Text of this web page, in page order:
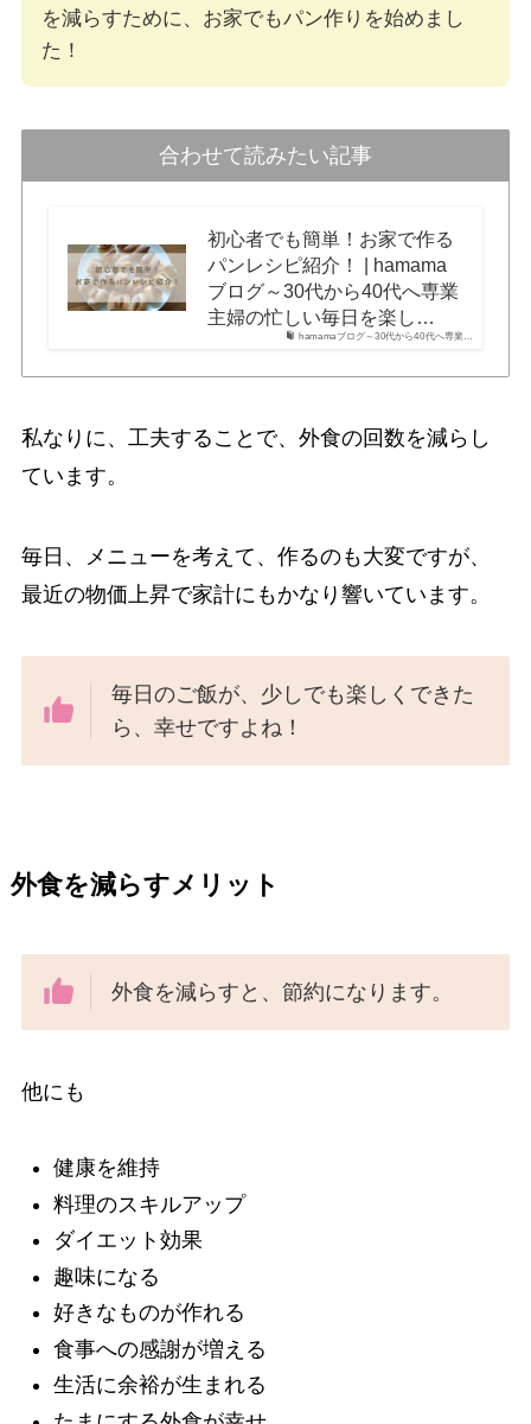
を減らすために、お家でもパン作りを始めまし
た！
合わせて読みたい記事
hamamaブログ～30代から40代へ専業…
初心者でも簡単！お家で作る
パンレシピ紹介！ | hamama
ブログ～30代から40代へ専業
主婦の忙しい毎日を楽し…
私なりに、工夫することで、外食の回数を減らし
ています。
毎日、メニューを考えて、作るのも大変ですが、
最近の物価上昇で家計にもかなり響いています。
毎日のご飯が、少しでも楽しくできた
ら、幸せですよね！
外食を減らすメリット
外食を減らすと、節約になります。
他にも
健康を維持
料理のスキルアップ
ダイエット効果
趣味になる
好きなものが作れる
食事への感謝が増える
生活に余裕が生まれる